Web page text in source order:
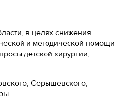
в целях снижения
и методической помощи
детской хирургии,
Серышевского,